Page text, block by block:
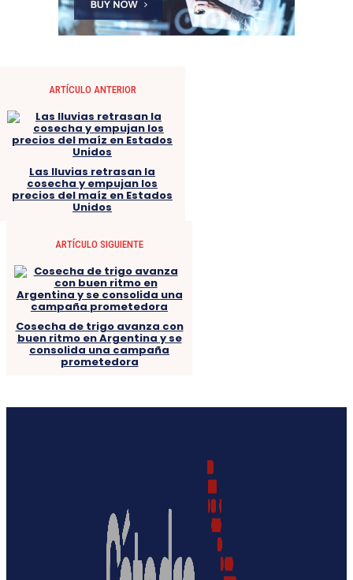
ARTÍCULO ANTERIOR
Las lluvias retrasan la
cosecha y empujan los
precios del maíz en Estados
Unidos
ARTÍCULO SIGUIENTE
Cosecha de trigo avanza con
buen ritmo en Argentina y se
consolida una campaña
prometedora